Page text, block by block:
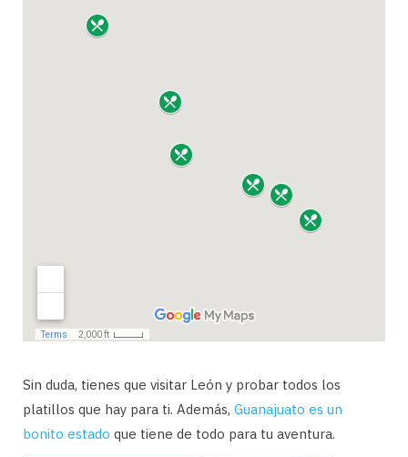
Sin duda, tienes que visitar León y probar todos los
platillos que hay para ti. Además, Guanajuato es un
bonito estado que tiene de todo para tu aventura.